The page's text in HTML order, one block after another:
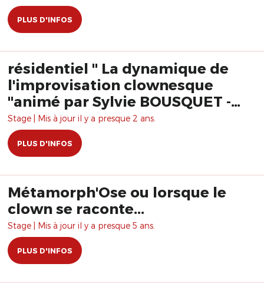
PLUS D'INFOS
résidentiel " La dynamique de
l'improvisation clownesque
"animé par Sylvie BOUSQUET -
Pepi MORENA Formation
Stage | Mis à jour il y a presque 2 ans.
PLUS D'INFOS
Métamorph'Ose ou lorsque le
clown se raconte...
Stage | Mis à jour il y a presque 5 ans.
PLUS D'INFOS